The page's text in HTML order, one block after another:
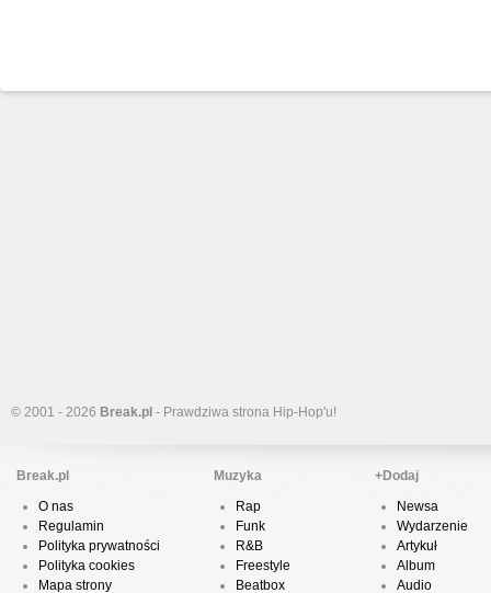
© 2001 - 2026 Break.pl - Prawdziwa strona Hip-Hop'u!
Break.pl
O nas
Regulamin
Polityka prywatności
Polityka cookies
Mapa strony
Muzyka
Rap
Funk
R&B
Freestyle
Beatbox
+Dodaj
Newsa
Wydarzenie
Artykuł
Album
Audio